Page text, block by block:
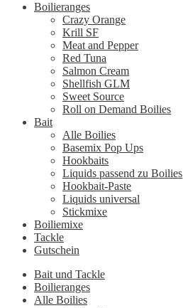
Boilieranges
Crazy Orange
Krill SF
Meat and Pepper
Red Tuna
Salmon Cream
Shellfish GLM
Sweet Source
Roll on Demand Boilies
Bait
Alle Boilies
Basemix Pop Ups
Hookbaits
Liquids passend zu Boilies
Hookbait-Paste
Liquids universal
Stickmixe
Boiliemixe
Tackle
Gutschein
Bait und Tackle
Boilieranges
Alle Boilies